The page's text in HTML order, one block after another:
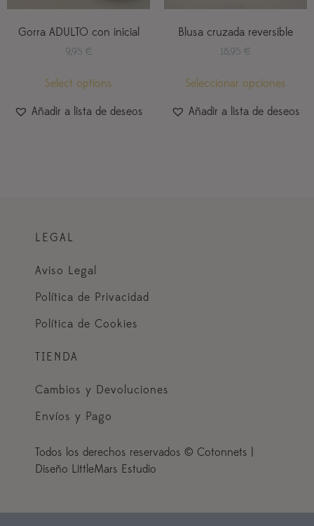
Gorra ADULTO con inicial
9,95 €
Select options
Añadir a lista de deseos
Blusa cruzada reversible
18,95 €
Seleccionar opciones
Añadir a lista de deseos
LEGAL
Aviso Legal
Política de Privacidad
Política de Cookies
TIENDA
Cambios y Devoluciones
Envíos y Pago
Todos los derechos reservados © Cotonnets |
Diseño LittleMars Estudio